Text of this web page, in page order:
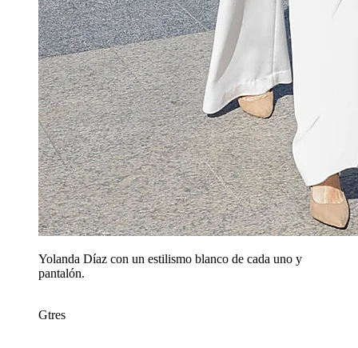
Yolanda Díaz con un estilismo blanco de cada uno y
pantalón.
Gtres